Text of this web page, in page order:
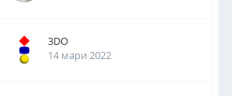
3DO
14 мари 2022